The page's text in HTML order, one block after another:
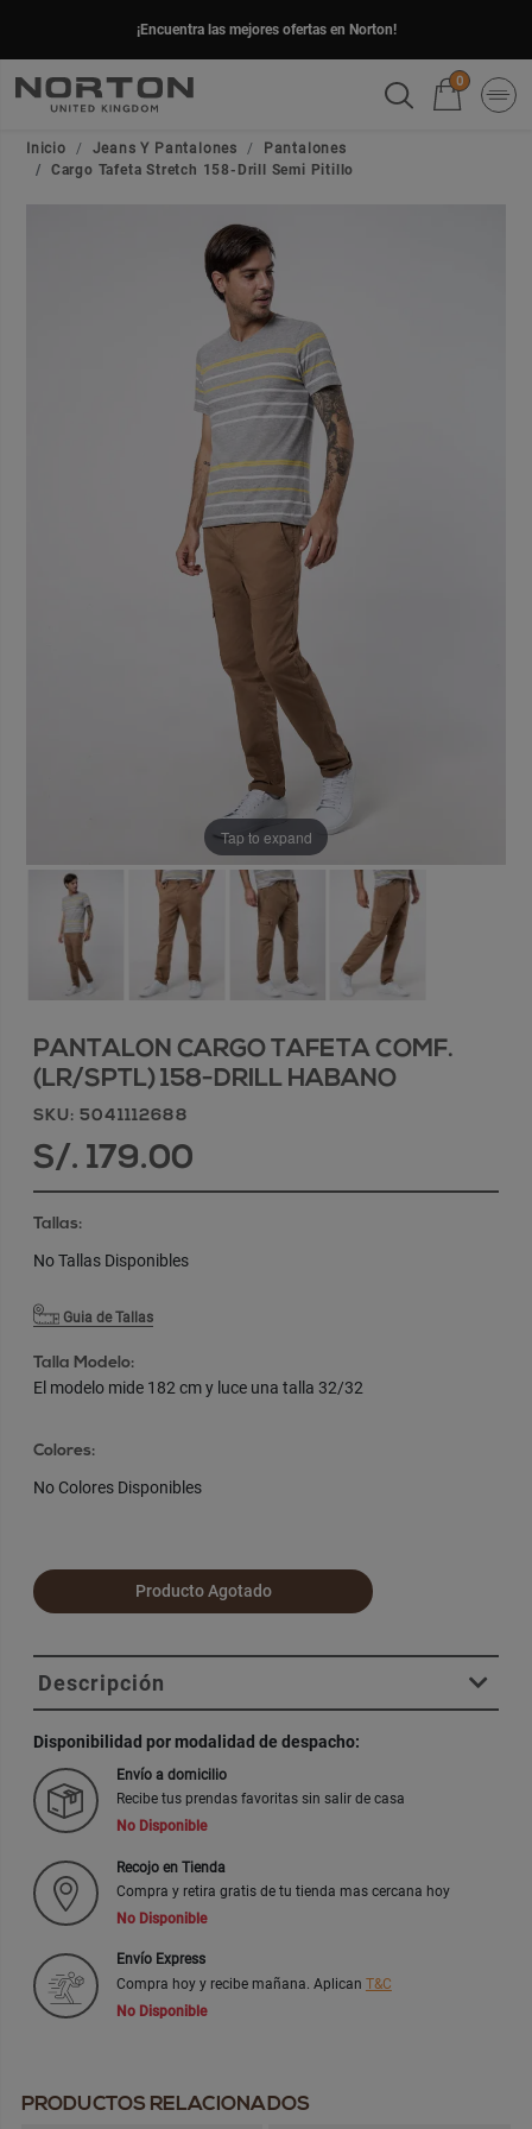
¡Encuentra las mejores ofertas en Norton!
0
Inicio Jeans Y Pantalones
Pantalones
Cargo Tafeta Stretch 158-Drill Semi Pitillo
Tap to expand
PANTALON CARGO TAFETA COMF.
(LR/SPTL) 158-DRILL HABANO
SKU: 5041112688
S/. 179.00
Tallas:
No Tallas Disponibles
Guia de Tallas
Talla Modelo:
El modelo mide 182 cm y luce una talla 32/32
Colores:
No Colores Disponibles
Producto Agotado
Descripción
Disponibilidad por modalidad de despacho:
Envío a domicilio
Recibe tus prendas favoritas sin salir de casa
No Disponible
Recojo en Tienda
Compra y retira gratis de tu tienda mas cercana hoy
No Disponible
Envío Express
Compra hoy y recibe mañana. Aplican T&C
No Disponible
PRODUCTOS RELACIONADOS